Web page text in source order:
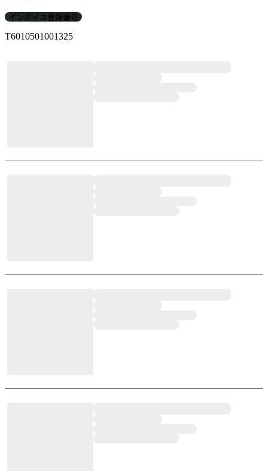
インボイス登録番号
T6010501001325